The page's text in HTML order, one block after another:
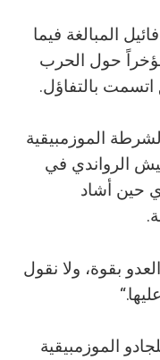
المبالغة فيما
مؤخراً حول الحرب
بالتفاؤل.
الموزمبيقية
الرواندي في
حين أشاد
من العدو بقوة، ولا نقول
الموزمبيقية